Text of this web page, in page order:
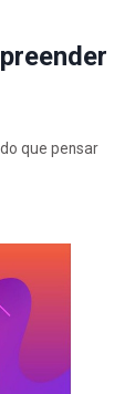
que pensar